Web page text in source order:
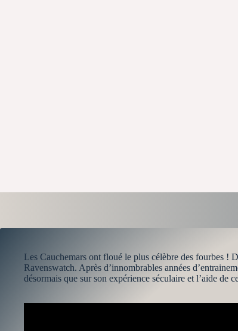
Les Cauchemars ont floué le plus célèbre des fourbes !
Ravenswatch. Après d’innombrables années
désormais que sur son expérience séculaire et l’aide de